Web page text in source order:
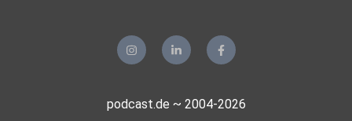
podcast.de ~ 2004-2026